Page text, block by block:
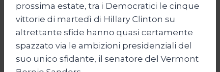
prossima estate, tra i Democratici le cinque
vittorie di martedì di Hillary Clinton su
altrettante sfide hanno quasi certamente
spazzato via le ambizioni presidenziali del
suo unico sfidante, il senatore del Vermont